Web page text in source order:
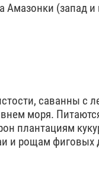
(запад и
саванны с
моря.
плантациям
и рощам фиговых